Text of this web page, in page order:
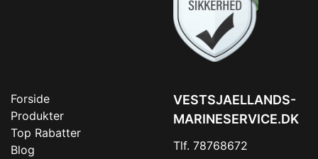
Forside
Produkter
Top Rabatter
Blog
VESTSJAELLANDS-
MARINESERVICE.DK
Tlf. 78768672